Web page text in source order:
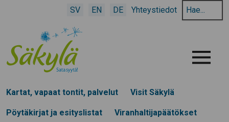
SV EN DE Yhteystiedot
Hae
hakusanalla:
Menu
Kartat, vapaat tontit, palvelut Visit Säkylä
Pöytäkirjat ja esityslistat Viranhaltijapäätökset